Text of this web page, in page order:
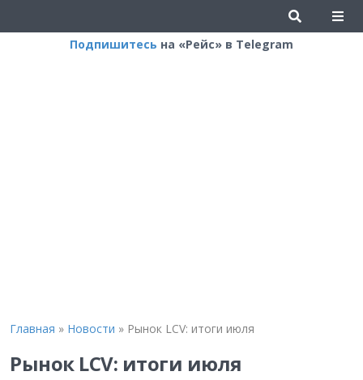
Подпишитесь на «Рейс» в Telegram
Главная » Новости » Рынок LCV: итоги июля
Рынок LCV: итоги июля